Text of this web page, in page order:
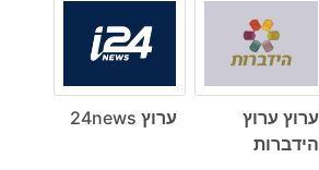
ערוץ ערוץ
הידברות
ערוץ 24news